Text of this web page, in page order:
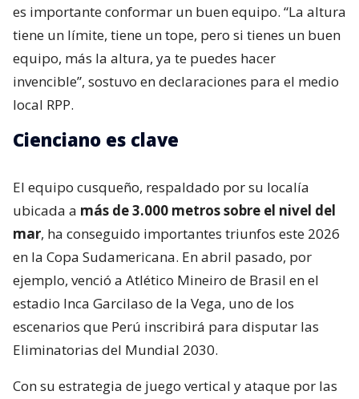
es importante conformar un buen equipo. “La altura
tiene un límite, tiene un tope, pero si tienes un buen
equipo, más la altura, ya te puedes hacer
invencible”, sostuvo en declaraciones para el medio
local RPP.
Cienciano es clave
El equipo cusqueño, respaldado por su localía
ubicada a más de 3.000 metros sobre el nivel del
mar, ha conseguido importantes triunfos este 2026
en la Copa Sudamericana. En abril pasado, por
ejemplo, venció a Atlético Mineiro de Brasil en el
estadio Inca Garcilaso de la Vega, uno de los
escenarios que Perú inscribirá para disputar las
Eliminatorias del Mundial 2030.
Con su estrategia de juego vertical y ataque por las